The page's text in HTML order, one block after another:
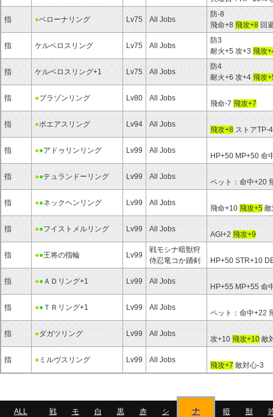
指 ●ベローナリング Lv75 All Jobs
防-8
飛命+8 飛攻+8 回
指 ケルベロスリング Lv75 All Jobs
防3
耐火+5 攻+3 飛攻
指 ケルベロスリング+1 Lv75 All Jobs
防4
耐火+6 攻+4 飛攻
指 ●ブラゾンリング Lv80 All Jobs
飛命-7 飛攻+7
指 ●ポエアスリング Lv94 All Jobs
飛攻+8 ストアTP-4
指 ●●アドゥリンリング Lv99 All Jobs
HP+50 MP+50 命
指 ●●テュランドーリング Lv99 All Jobs
ペット：命中+20
指 ●●ネックヘンリング Lv99 All Jobs
飛命+10 飛攻+5
指 ●●フイストメルリング Lv99 All Jobs
AGI+2 飛攻+9
指 ●●王将の指輪 Lv99
戦モシナ暗獣狩
侍忍竜コか踊剣
HP+50 STR+10
指 ●●ＡＤリング+1 Lv99 All Jobs
HP+55 MP+55 命
指 ●● ＴＲリング+1 Lv99 All Jobs
ペット：命中+22
指 ●ダガツリング Lv99 All Jobs
攻+10 飛攻+10 敵
指 ● ミルヴスリング Lv99 All Jobs
飛攻+7 敵対心-3
ALL 戦 モ 白 黒 赤 シ ナ 暗 獣